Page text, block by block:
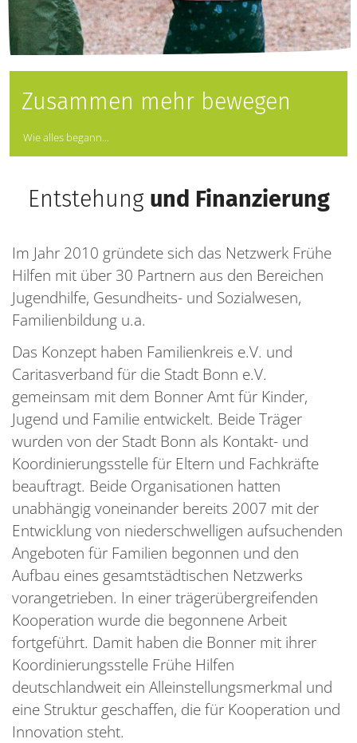
Zusammen mehr bewegen
Wie alles begann...
Entstehung und Finanzierung
Im Jahr 2010 gründete sich das Netzwerk Frühe
Hilfen mit über 30 Partnern aus den Bereichen
Jugendhilfe, Gesundheits- und Sozialwesen,
Familienbildung u.a.
Das Konzept haben Familienkreis e.V. und
Caritasverband für die Stadt Bonn e.V.
gemeinsam mit dem Bonner Amt für Kinder,
Jugend und Familie entwickelt. Beide Träger
wurden von der Stadt Bonn als Kontakt- und
Koordinierungsstelle für Eltern und Fachkräfte
beauftragt. Beide Organisationen hatten
unabhängig voneinander bereits 2007 mit der
Entwicklung von niederschwelligen aufsuchenden
Angeboten für Familien begonnen und den
Aufbau eines gesamtstädtischen Netzwerks
vorangetrieben. In einer trägerübergreifenden
Kooperation wurde die begonnene Arbeit
fortgeführt. Damit haben die Bonner mit ihrer
Koordinierungsstelle Frühe Hilfen
deutschlandweit ein Alleinstellungsmerkmal und
eine Struktur geschaffen, die für Kooperation und
Innovation steht.